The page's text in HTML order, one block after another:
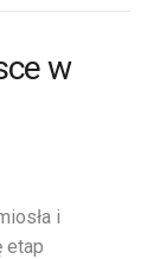
w
i
etap